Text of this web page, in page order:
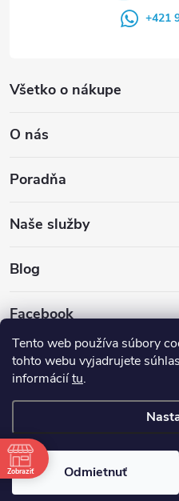
Tento web používa súbory
tohto webu vyjadrujete
informáciítu.
Odmietnuť
Všetko o nákupe
O nás
Poradňa
Naše služby
Blog
Facebook
+421
Copyright 2026
Zobraziť